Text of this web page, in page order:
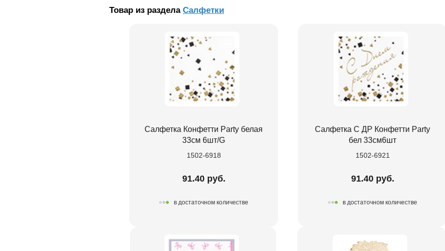
Товар из раздела Салфетки
Салфетка Конфетти Party белая
33см 6шт/G
1502-6918
91.40 руб.
в достаточном количестве
Салфетка С ДР Конфетти Party
бел 33см6шт
1502-6921
91.40 руб.
в достаточном количестве